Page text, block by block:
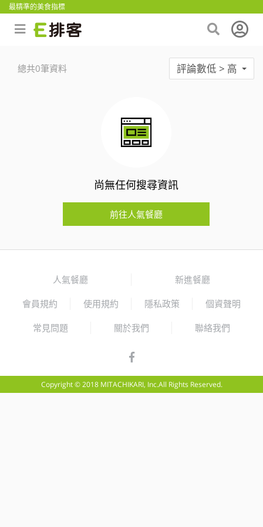
最精準的美食指標
總共0筆資料 評論數低 > 高
尚無任何搜尋資訊
前往人氣餐廳
人氣餐廳 新進餐廳
會員規約 使用規約 隱私政策 個資聲明
常見問題 關於我們 聯絡我們
Copyright © 2018 MITACHIKARI, Inc.All Rights Reserved.